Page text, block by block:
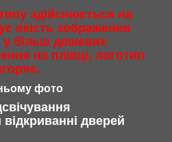
здійснюється на
якість зображення
у більш дешевих
на плівці, логотип
фото
дверей